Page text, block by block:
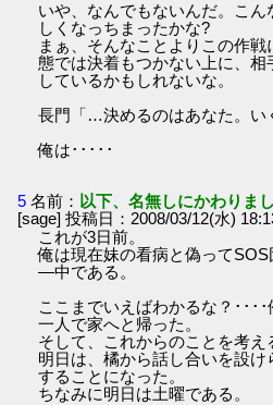
いや、なんでもないんだ。こ
しくなっちまったかな?
まぁ、そんなことよりこの作
態では決着もつかない上に、
しているかもしれないな。
長門「…決めるのはあなた。い
俺は･････
5 名前： 以下、名無しにかわりま
[sage] 投稿日：2008/03/12(水)
これが3日前。
俺は現在妹の看病と偽って
―中である。
ここまでいえばわかるな？･･･
一人で家へと帰った。
そして、これからのことを考え
明日は、橘から話し合いを設
することになった。
ちなみに明日は土曜である。